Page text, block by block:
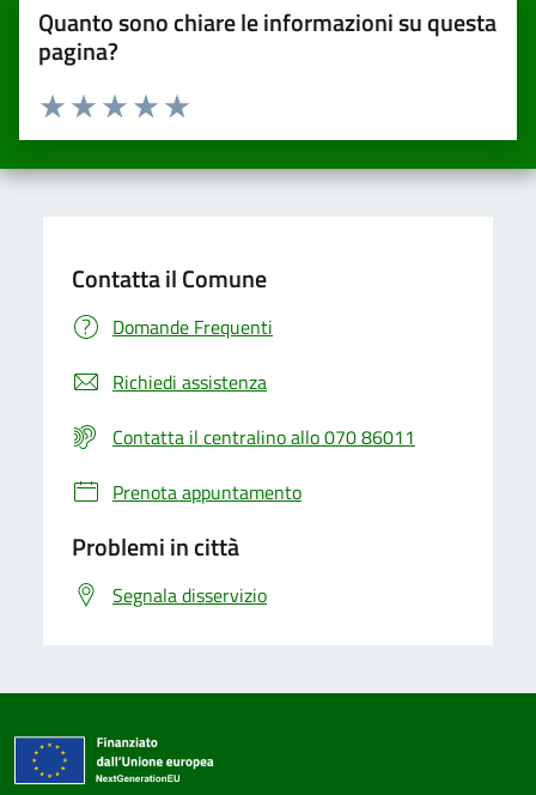
Quanto sono chiare le informazioni su questa
pagina?
Valuta da 1 a 5 stelle la pagina
Valuta 5 stelle su 5
Valuta 4 stelle su 5
Valuta 3 stelle su 5
Valuta 2 stelle su 5
Valuta una stella su 5
Contatta il Comune
Domande Frequenti
Richiedi assistenza
Contatta il centralino allo 070 86011
Prenota appuntamento
Problemi in città
Segnala disservizio